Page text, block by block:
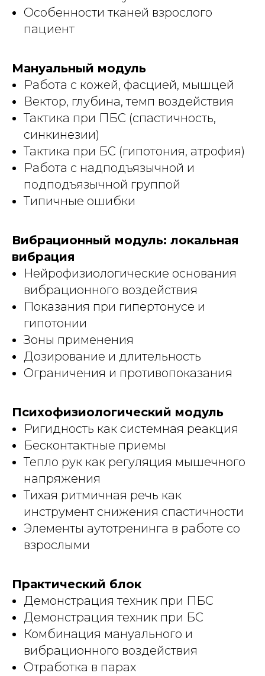
Особенности тканей взрослого
пациент
Мануальный модуль
Работа с кожей, фасцией, мышцей
Вектор, глубина, темп воздействия
Тактика при ПБС (спастичность,
синкинезии)
Тактика при БС (гипотония, атрофия)
Работа с надподъязычной и
подподъязычной группой
Типичные ошибки
Вибрационный модуль: локальная
вибрация
Нейрофизиологические основания
вибрационного воздействия
Показания при гипертонусе и
гипотонии
Зоны применения
Дозирование и длительность
Ограничения и противопоказания
Психофизиологический модуль
Ригидность как системная реакция
Бесконтактные приемы
Тепло рук как регуляция мышечного
напряжения
Тихая ритмичная речь как
инструмент снижения спастичности
Элементы аутотренинга в работе со
взрослыми
Практический блок
Демонстрация техник при ПБС
Демонстрация техник при БС
Комбинация мануального и
вибрационного воздействия
Отработка в парах